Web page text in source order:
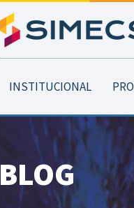
INSTITUCIONAL
BLOG